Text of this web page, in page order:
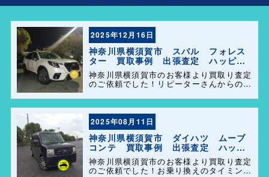
2025年12月16日
神奈川県横須賀市 スバル フォレス
ター 買取事例 出張査定 ハッピー
カーズ港南店！
神奈川県横須賀市のお客様より買取り査定
のご依頼でした！リピーターさんからのご
た！ 今後ともよろしくお願い致します😊
2025年08月11日
神奈川県横須賀市 ダイハツ ムーブ
コンテ 買取事例 出張査定 ハッピ
ーカーズ港南店！
神奈川県横須賀市のお客様より買取り査定
のご依頼でした！お乗り換えのタイミング